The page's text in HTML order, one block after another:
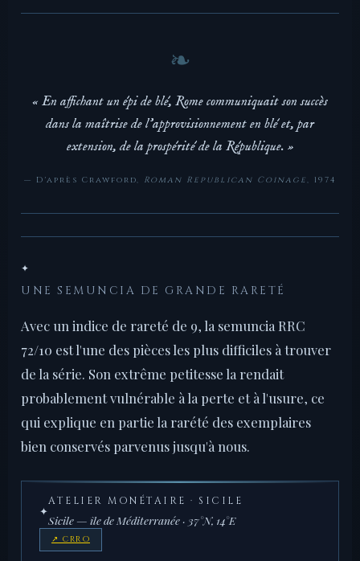
« En affichant un épi de blé, Rome communiquait son succès
dans la maîtrise de l'approvisionnement en blé et, par
extension, de la prospérité de la République. »
— D'après Crawford, Roman Republican Coinage, 1974
✦
UNE SEMUNCIA DE GRANDE RARETÉ
Avec un indice de rareté de 9, la semuncia RRC
72/10 est l'une des pièces les plus difficiles à trouver
de la série. Son extrême petitesse la rendait
probablement vulnérable à la perte et à l'usure, ce
qui explique en partie la rarété des exemplaires
bien conservés parvenus jusqu'à nous.
✦
ATELIER MONÉTAIRE · SICILE
Sicile — île de Méditerranée · 37°N, 14°E
↗ CRRO